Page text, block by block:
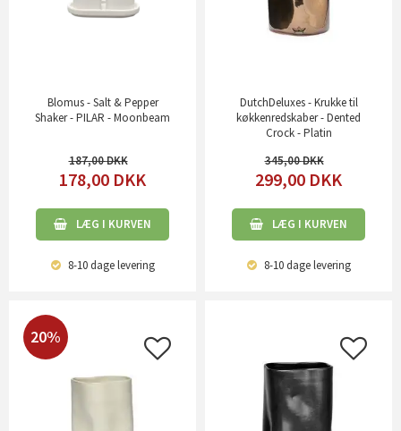
Blomus - Salt & Pepper
Shaker - PILAR - Moonbeam
187,00
178,00 DKK
LÆG I KURVEN
8-10 dagelevering
DutchDeluxes - Krukke til
køkkenredskaber - Dented
Crock - Platin
345,00
299,00 DKK
LÆG I KURVEN
8-10 dagelevering
20%